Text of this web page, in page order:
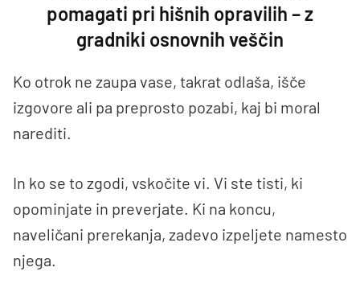
pomagati pri hišnih opravilih – z
gradniki osnovnih veščin
Ko otrok ne zaupa vase, takrat odlaša, išče
izgovore ali pa preprosto pozabi, kaj bi moral
narediti.
In ko se to zgodi, vskočite vi. Vi ste tisti, ki
opominjate in preverjate. Ki na koncu,
naveličani prerekanja, zadevo izpeljete namesto
njega.